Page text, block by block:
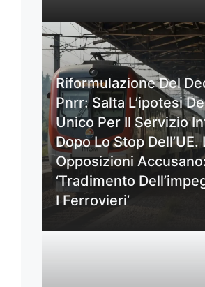
Riformulazione Del
Pnrr: Salta L’ipotesi
Unico Per Il Servizio
Dopo Lo Stop Dell’UE.
Opposizioni
‘Tradimento
I Ferrovieri’